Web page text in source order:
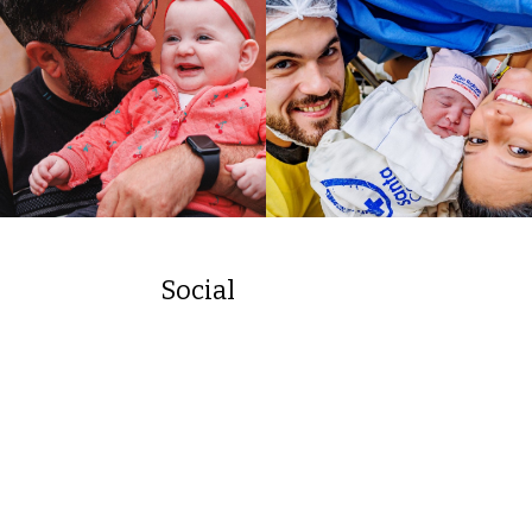
Social